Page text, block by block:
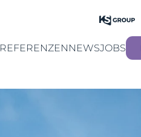
REFERENZEN NEWSJOBS